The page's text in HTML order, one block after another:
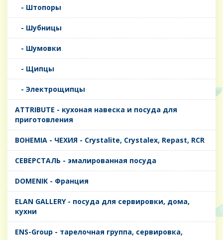
- Штопоры
- Шубницы
- Шумовки
- Щипцы
- Электрощипцы
ATTRIBUTE - кухоная навеска и посуда для
приготовления
BOHEMIA - ЧЕХИЯ - Crystalite, Crystalex, Repast, RCR
CЕВЕРСТАЛЬ - эмалированная посуда
DOMENIK - Франция
ELAN GALLERY - посуда для сервировки, дома,
кухни
ENS-Group - тарелочная группа, сервировка,